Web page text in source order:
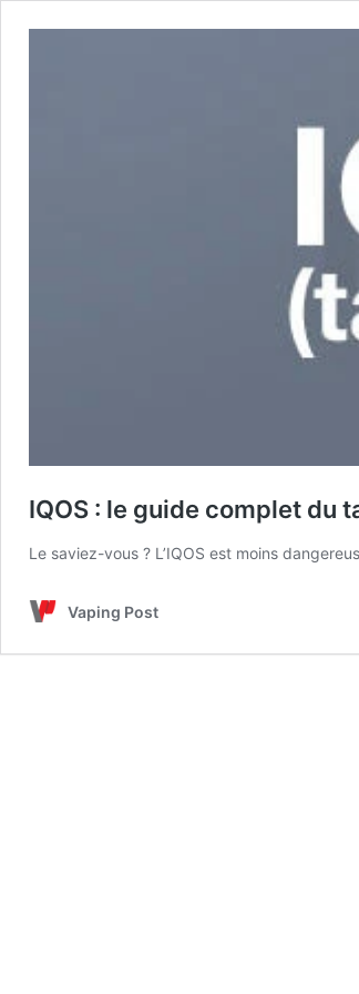
IQOS : le guide complet du
️Le saviez-vous ? L’IQOS est moins
Vaping Post